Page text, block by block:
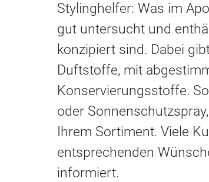
Stylinghelfer: Was im
gut untersucht und
konzipiert sind. Dabei
Duftstoffe, mit
Konservierungsstoffe.
oder
Ihrem Sortiment. Viele
entsprechenden
informiert.